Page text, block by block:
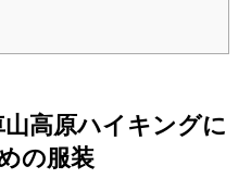
高原ハイキングに
の服装